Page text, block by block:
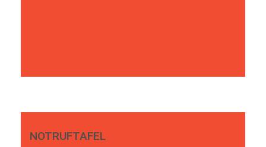
NOTRUFTAFEL